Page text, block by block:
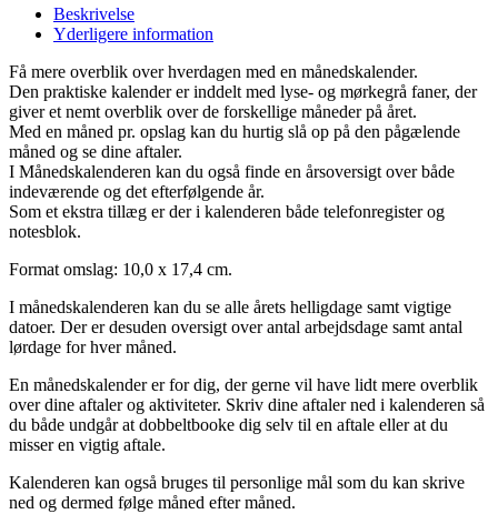
notesblok,
antal
Beskrivelse
Yderligere information
Få mere overblik over hverdagen med en månedskalender.
Den praktiske kalender er inddelt med lyse- og mørkegrå faner, der
giver et nemt overblik over de forskellige måneder på året.
Med en måned pr. opslag kan du hurtig slå op på den pågælende
måned og se dine aftaler.
I Månedskalenderen kan du også finde en årsoversigt over både
indeværende og det efterfølgende år.
Som et ekstra tillæg er der i kalenderen både telefonregister og
notesblok.
Format omslag: 10,0 x 17,4 cm.
I månedskalenderen kan du se alle årets helligdage samt vigtige
datoer. Der er desuden oversigt over antal arbejdsdage samt antal
lørdage for hver måned.
En månedskalender er for dig, der gerne vil have lidt mere overblik
over dine aftaler og aktiviteter. Skriv dine aftaler ned i kalenderen så
du både undgår at dobbeltbooke dig selv til en aftale eller at du
misser en vigtig aftale.
Kalenderen kan også bruges til personlige mål som du kan skrive
ned og dermed følge måned efter måned.